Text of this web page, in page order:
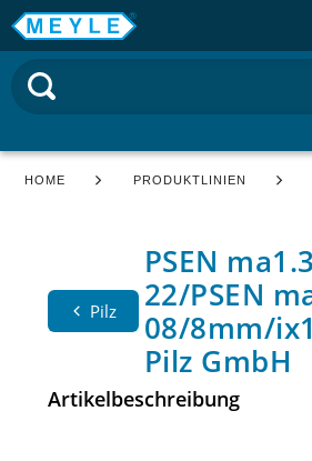
HOME PRODUKTLINIEN
Pilz
PSEN
22/PSEN
08/8mm/
Pilz GmbH
Artikelbeschreibung